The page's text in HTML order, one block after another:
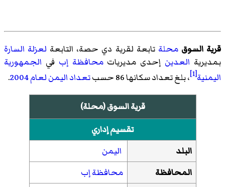
قرية السوق محلة تابعة لقرية دي حصة، التابعة لعزلة السارة
بمديرية العدين إحدى مديرياتمحافظة إب في الجمهورية
اليمنية[1] ، بلغ تعداد سكانها 86 حسب تعداد اليمن لعام 2004 .
قرية السوق (محلة)
تقسيم إداري
البلد
اليمن
المحافظة
محافظة إب